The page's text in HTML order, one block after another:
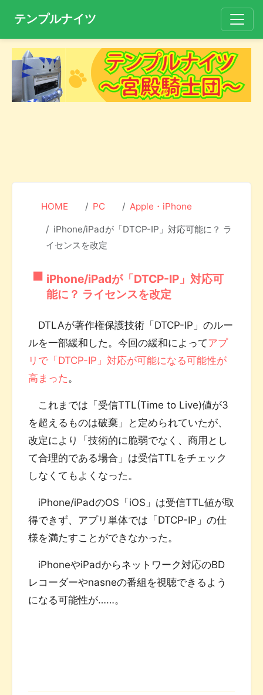
テンプルナイツ
HOME PC Apple・iPhone
iPhone/iPadが「DTCP-IP」対応可能に？ ラ
イセンスを改定
iPhone/iPadが「DTCP-IP」対応可
能に？ ライセンスを改定
DTLAが著作権保護技術「DTCP-IP」のルー
ルを一部緩和した。今回の緩和によってアプ
リで「DTCP-IP」対応が可能になる可能性が
高まった 。
これまでは「受信TTL(Time to Live)値が3
を超えるものは破棄」と定められていたが、
改定により「技術的に脆弱でなく、商用とし
て合理的である場合」は受信TTLをチェック
しなくてもよくなった。
iPhone/iPadのOS「iOS」は受信TTL値が取
得できず、アプリ単体では「DTCP-IP」の仕
様を満たすことができなかった。
iPhoneやiPadからネットワーク対応のBD
レコーダーやnasneの番組を視聴できるよう
になる可能性が……。